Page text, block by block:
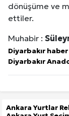
dönüşüme ve
ettiler.
Muhabir :
Diyarbakır haber
Diyarbakır
Ankara Yurtlar